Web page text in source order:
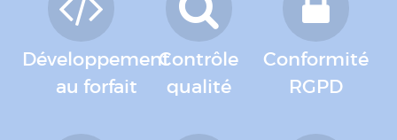
Développement
au forfait
Contrôle
qualité
Conformité
RGPD